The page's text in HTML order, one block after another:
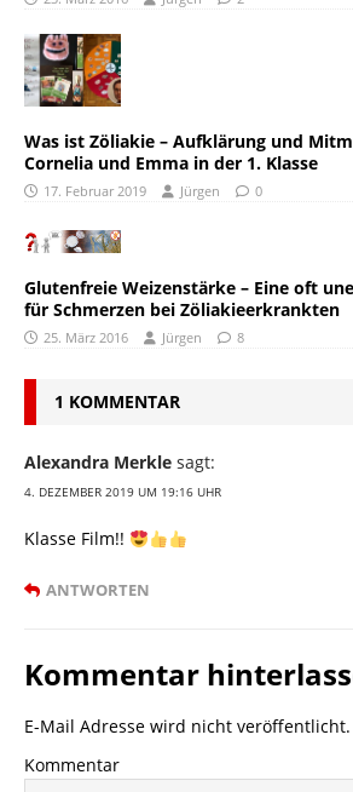
Was ist Zöliakie – Aufklärung und
Cornelia und Emma in der 1. Klasse
17. Februar 2019 Jürgen 0
Glutenfreie Weizenstärke – Eine oft
für Schmerzen bei Zöliakieerkrankten
25. März 2016 Jürgen 8
1 KOMMENTAR
Alexandra Merkle sagt:
4. DEZEMBER 2019 UM 19:16 UHR
Klasse Film!!
ANTWORTEN
Kommentar
E-Mail Adresse wird nicht veröffentlicht.
Kommentar